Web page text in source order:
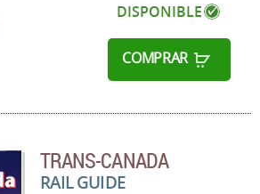
DISPONIBLE
COMPRAR
TRANS-CANADA
RAIL GUIDE